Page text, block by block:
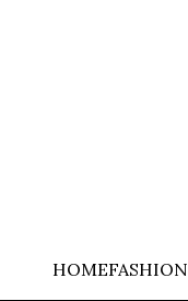
HOMEFASHION